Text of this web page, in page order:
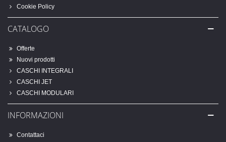
Cookie Policy
CATALOGO
Offerte
Nuovi prodotti
CASCHI INTEGRALI
CASCHI JET
CASCHI MODULARI
INFORMAZIONI
Contattaci